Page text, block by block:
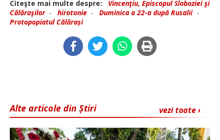
Citeşte mai multe despre:
Vincenţiu, Episcopul Sloboziei şi
Călăraşilor- hirotonie - Duminica a 22-a după Rusalii-
Protopopiatul Călărași
vezi toate ›
Alte articole din Știri